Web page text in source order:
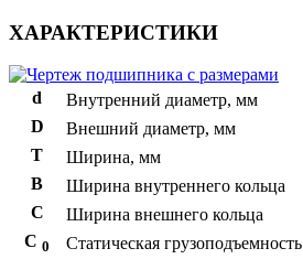
ХАРАКТЕРИСТИКИ
d Внутренний диаметр, мм
D
Внешний диаметр, мм
T
Ширина, мм
B
Ширина внутреннего кольца
С
Ширина внешнего кольца
С 0 Статическая грузоподъемность